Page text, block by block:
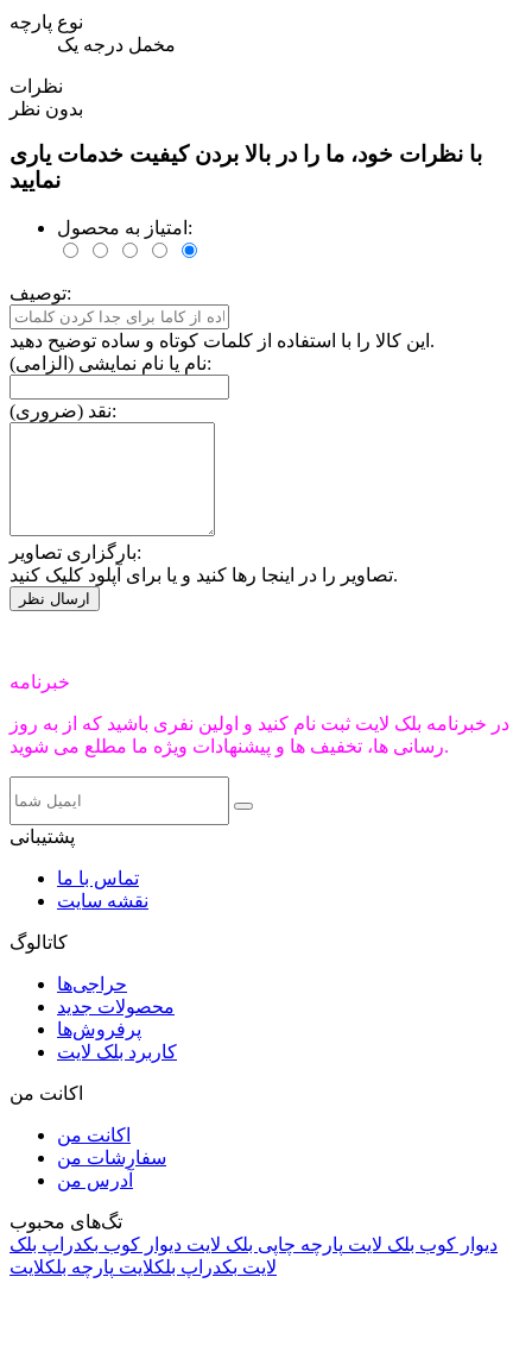
نوع پارچه
مخمل درجه یک
نظرات
بدون نظر
با نظرات خود، ما را در بالا بردن کیفیت خدمات یاری
نمایید
امتیاز به محصول:
توصیف:
این کالا را با استفاده از کلمات کوتاه و ساده توضیح دهید.
نام یا نام نمایشی (الزامی):
نقد (ضروری):
بارگزاری تصاویر:
تصاویر را در اینجا رها کنید و یا برای آپلود کلیک کنید.
خبرنامه
در خبرنامه بلک لایت ثبت نام کنید و اولین نفری باشید که از به روز
رسانی ها، تخفیف ها و پیشنهادات ویژه ما مطلع می شوید.
پشتیبانی
تماس با ما
نقشه سایت
کاتالوگ
حراجی‌ها
محصولات جدید
پرفروش‌ها
کاربرد بلک لایت
اکانت من
اکانت من
سفارشات من
آدرس من
تگ‌های محبوب
دیوار کوب بلک لایت پارچه چاپی بلک لایت دیوار کوب بکدراپ بلک
لایت بکدراپ بلکلایت پارچه بلکلایت